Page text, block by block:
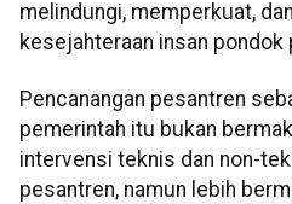
melindungi, memperkuat,
kesejahteraan insan pondok
Pencanangan pesantren
pemerintah itu bukan
intervensi teknis dan non-
pesantren, namun lebih